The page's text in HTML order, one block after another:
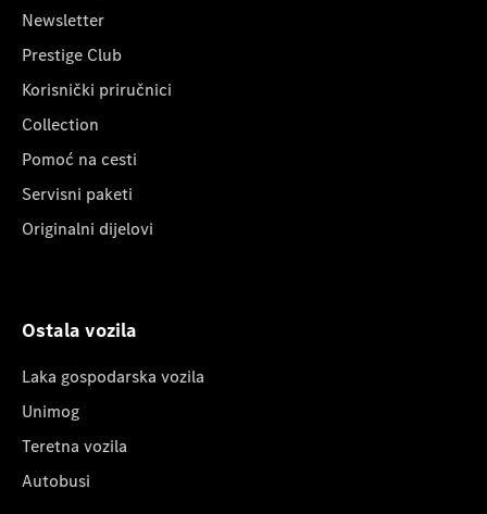
Newsletter
Prestige Club
Korisnički priručnici
Collection
Pomoć na cesti
Servisni paketi
Originalni dijelovi
Ostala vozila
Laka gospodarska vozila
Unimog
Teretna vozila
Autobusi